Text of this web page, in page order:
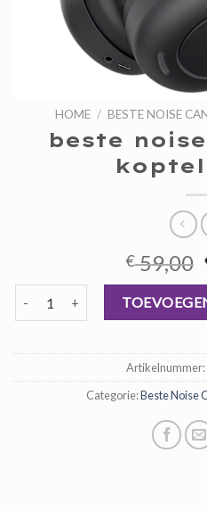
HOME / BESTE NOISE
beste
€59,00
beste noise canceling
Artikelnummer:
Categorie:Beste Noise